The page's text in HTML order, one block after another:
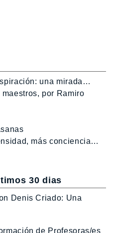
una mirada…
por Ramiro
más conciencia…
30 dias
Denis Criado: Una
de Profesoras/es